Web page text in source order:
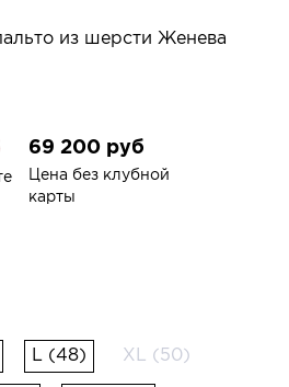
из шерсти Женева
69 200 руб
Цена без клубной
карты
L (48) XL (50)